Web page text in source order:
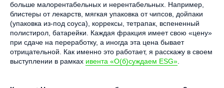
больше малорентабельных и нерентабельных. Например,
блистеры от лекарств, мягкая упаковка от чипсов, дойпаки
(упаковка из-под соуса), коррексы, тетрапак, вспененный
полистирол, батарейки. Каждая фракция имеет свою «цену»
при сдаче на переработку, а иногда эта цена бывает
отрицательной. Как именно это работает, я расскажу в своем
выступлении в рамках ивента «О(б)суждаем ESG».